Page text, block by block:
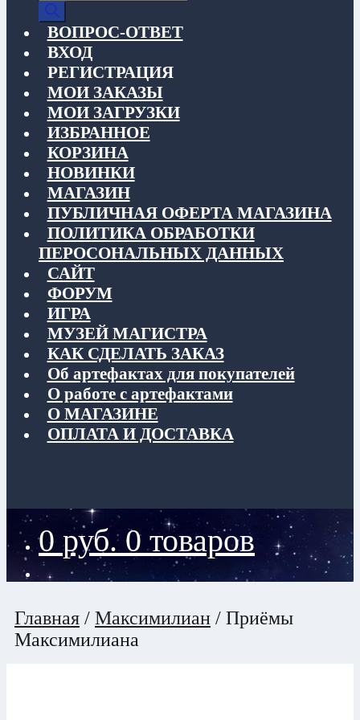
товаров
ВОПРОС-ОТВЕТ
ВХОД
РЕГИСТРАЦИЯ
МОИ ЗАКАЗЫ
МОИ ЗАГРУЗКИ
ИЗБРАННОЕ
КОРЗИНА
НОВИНКИ
МАГАЗИН
ПУБЛИЧНАЯ ОФЕРТА МАГАЗИНА
ПОЛИТИКА ОБРАБОТКИ
ПЕРОСОНАЛЬНЫХ ДАННЫХ
САЙТ
ФОРУМ
ИГРА
МУЗЕЙ МАГИСТРА
КАК СДЕЛАТЬ ЗАКАЗ
Об артефактах для покупателей
О работе с артефактами
О МАГАЗИНЕ
ОПЛАТА И ДОСТАВКА
0 руб. 0 товаров
Главная / Максимилиан / Приёмы
Максимилиана